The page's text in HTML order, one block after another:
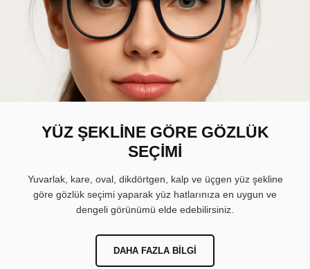
YÜZ ŞEKLİNE GÖRE GÖZLÜK
SEÇİMİ
Yuvarlak, kare, oval, dikdörtgen, kalp ve üçgen yüz şekline
göre gözlük seçimi yaparak yüz hatlarınıza en uygun ve
dengeli görünümü elde edebilirsiniz.
DAHA FAZLA BILGI